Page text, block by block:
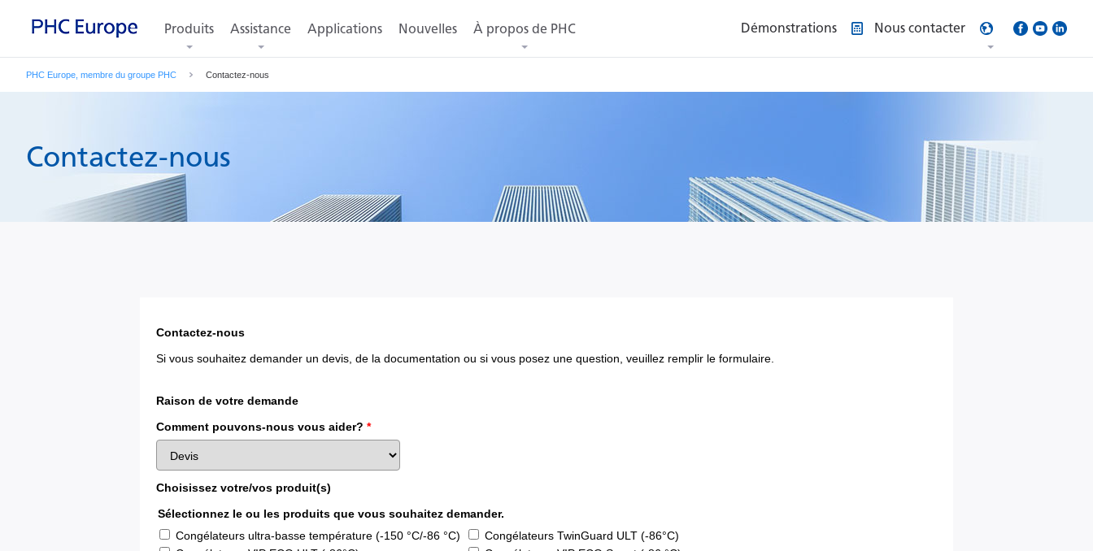
Produits Assistance Applications Nouvelles À propos de PHC Démonstrations Nous contacter
PHC Europe, membre du groupe PHC Contactez-nous
Contactez-nous